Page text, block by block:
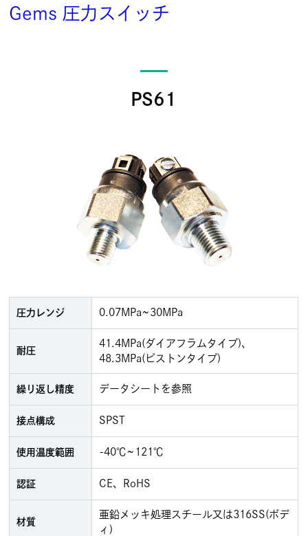
Gems 圧力スイッチ
PS61
圧力レンジ 0.07MPa~30MPa
耐圧
41.4MPa(ダイアフラムタイプ)、
48.3MPa(ピストンタイプ)
繰り返し精度 データシートを参照
接点構成 SPST
使用温度範囲 -40℃~121℃
認証 CE、RoHS
材質
亜鉛メッキ処理スチール又は316SS(ボデ
ィ)